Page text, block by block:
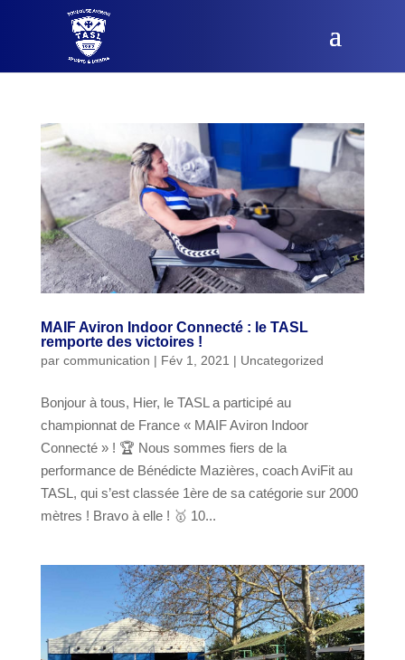
MAIF Aviron Indoor Connecté : le TASL
remporte des victoires !
par communication | Fév 1, 2021 | Uncategorized
Bonjour à tous, Hier, le TASL a participé au
championnat de France « MAIF Aviron Indoor
Connecté » ! 🏆 Nous sommes fiers de la
performance de Bénédicte Mazières, coach AviFit au
TASL, qui s’est classée 1ère de sa catégorie sur 2000
mètres ! Bravo à elle ! 🥇 10...